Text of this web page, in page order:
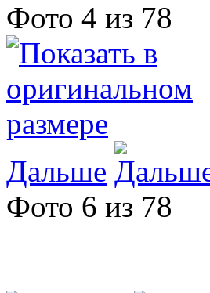
Фото 4 из 78
Дальше
Фото 6 из 78